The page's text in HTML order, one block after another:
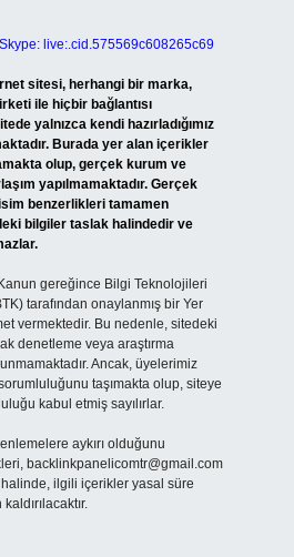
Skype: live:.cid.575569c608265c69
sitesi, herhangi bir marka,
ile hiçbir bağlantısı
yalnızca kendi hazırladığımız
Burada yer alan içerikler
olup, gerçek kurum ve
yapılmamaktadır. Gerçek
benzerlikleri tamamen
bilgiler taslak halindedir ve
gereğince Bilgi Teknolojileri
tarafından onaylanmış bir Yer
vermektedir. Bu nedenle, sitedeki
denetleme veya araştırma
Ancak, üyelerimiz
taşımakta olup, siteye
kabul etmiş sayılırlar.
aykırı olduğunu
backlinkpanelicomtr@gmail.com
ilgili içerikler yasal süre